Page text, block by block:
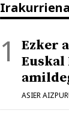
Ezker
ASIER